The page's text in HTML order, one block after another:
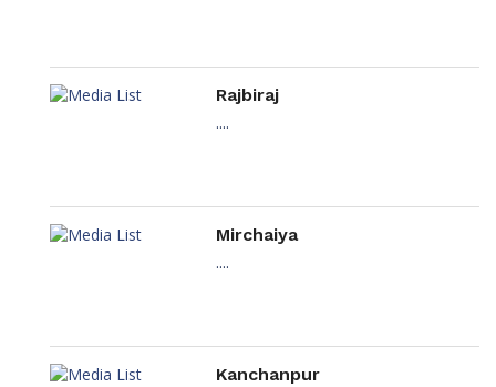
Rajbiraj
....
Mirchaiya
....
Kanchanpur